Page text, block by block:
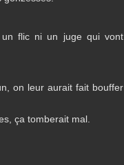
flic ni un juge qui vont
on leur aurait fait bouffer
ça tomberait mal.